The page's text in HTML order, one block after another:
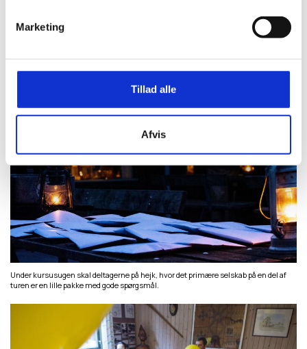
Marketing
Tillad alle
Afvis
Deltagerne på Gilwell er unge og voksne spejderledere fra alle dele af DDS - og nogle
Under kursusugen skal deltagerne på hejk, hvor det primære selskab på en del af
turen er en lille pakke med gode spørgsmål.